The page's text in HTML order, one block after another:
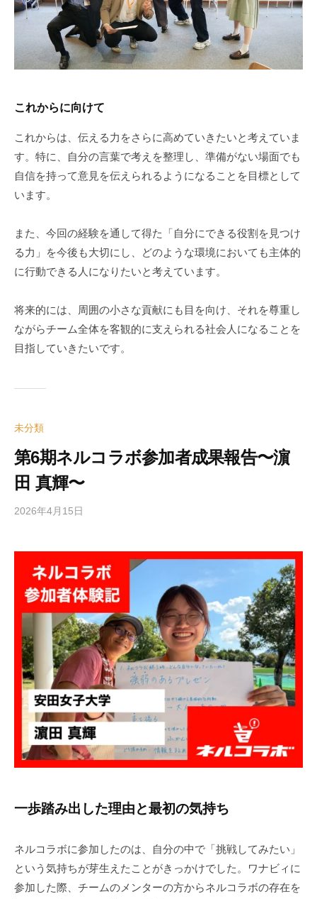
これからに向けて
これからは、伝える力をさらに高めていきたいと考えていま
す。特に、自分の言葉で考えを整理し、準備がない場面でも
自信を持って意見を伝えられるようになることを目標として
います。
また、今回の経験を通して得た「自分にできる役割を見つけ
る力」を今後も大切にし、どのような環境においても主体的
に行動できる人になりたいと考えています。
将来的には、周囲の小さな貢献にも目を向け、それを尊重し
ながらチーム全体を客観的に支えられる社会人になることを
目指していきたいです。
未分類
第6期ネルコラボ参加者成果報告〜濵
田 真輝〜
2026年4月15日
i
t
o
r
2
一歩踏み出した理由と最初の気持ち
ネルコラボに参加したのは、自分の中で「挑戦してみたい」
という気持ちが芽生えたことがきっかけでした。ワナビィに
参加した際、チームのメンターの方からネルコラボの存在を